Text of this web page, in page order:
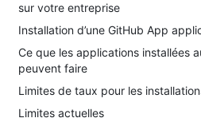
sur votre entreprise
Installation d’une GitHub App
Ce que les applications installées
peuvent faire
Limites de taux pour les
Limites actuelles